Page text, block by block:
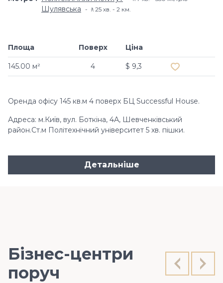
Шулявська 🚶25 хв. - 2 км.
Площа
145.00 м²
Поверх
4
Ціна
$ 9,3
Оренда офісу 145 кв.м 4 поверх БЦ Successful House.
Адреса: м.Київ, вул. Боткіна, 4А, Шевченківський
район.Ст.м Політехнічний університет 5 хв. пішки.
Детальніше
Бізнес-центри
поруч